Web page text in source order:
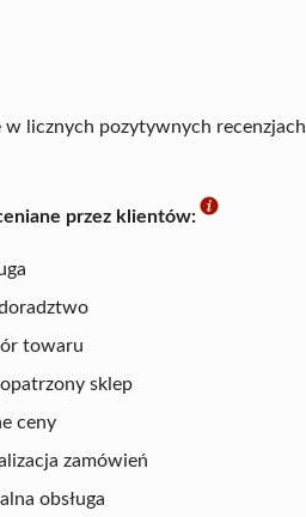
w licznych pozytywnych recenzjach
przez klientów:
towaru
sklep
ceny
zamówień
obsługa